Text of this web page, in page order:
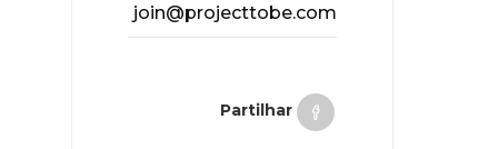
join@projecttobe.com
Partilhar